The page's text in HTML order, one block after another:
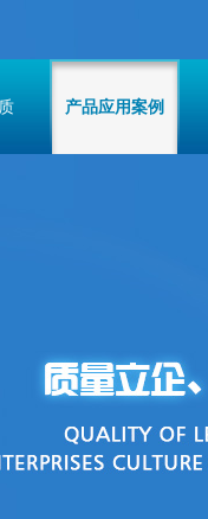
产品应用案例